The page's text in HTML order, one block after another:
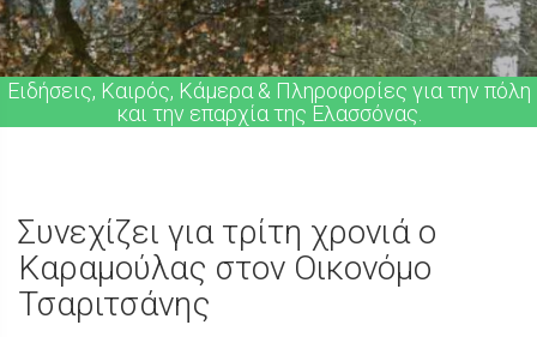
Ειδήσεις, Καιρός, Κάμερα & Πληροφορίες για την πόλη
και την επαρχία της Ελασσόνας.
Συνεχίζει για τρίτη χρονιά ο
Καραμούλας στον Οικονόμο
Τσαριτσάνης